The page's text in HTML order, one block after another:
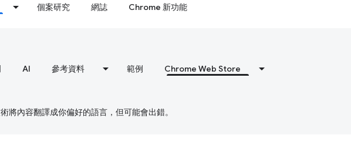
個案研究 網誌 Chrome 新功能
AI 參考資料 範例 Chrome Web Store
將內容翻譯成你偏好的語言，但可能會出錯。